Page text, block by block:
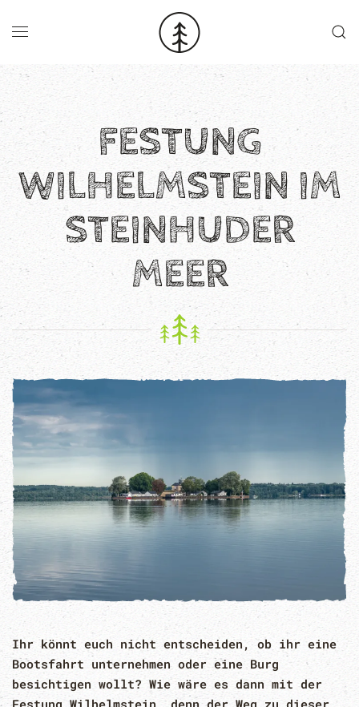
Skip to main content
FESTUNG
WILHELMSTEIN IM
STEINHUDER
MEER
Ihr könnt euch nicht entscheiden, ob ihr eine
Bootsfahrt unternehmen oder eine Burg
besichtigen wollt? Wie wäre es dann mit der